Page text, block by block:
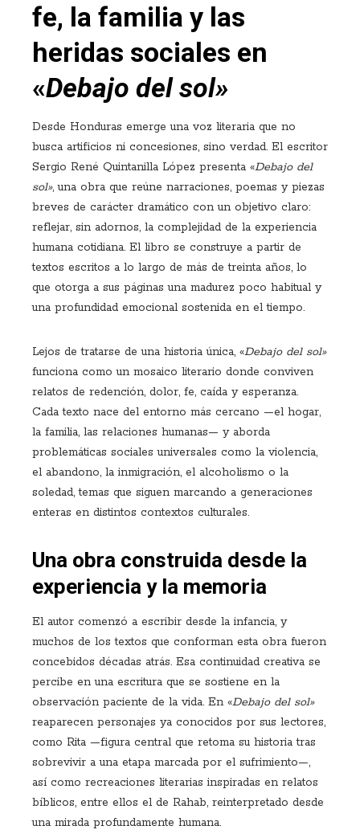
fe, la familia y las
heridas sociales en
«Debajo del sol»
Desde Honduras emerge una voz literaria que no
busca artificios ni concesiones, sino verdad. El escritor
Sergio René Quintanilla López presenta «Debajo del
sol», una obra que reúne narraciones, poemas y piezas
breves de carácter dramático con un objetivo claro:
reflejar, sin adornos, la complejidad de la experiencia
humana cotidiana. El libro se construye a partir de
textos escritos a lo largo de más de treinta años, lo
que otorga a sus páginas una madurez poco habitual y
una profundidad emocional sostenida en el tiempo.
Lejos de tratarse de una historia única, «Debajo del sol»
funciona como un mosaico literario donde conviven
relatos de redención, dolor, fe, caída y esperanza.
Cada texto nace del entorno más cercano —el hogar,
la familia, las relaciones humanas— y aborda
problemáticas sociales universales como la violencia,
el abandono, la inmigración, el alcoholismo o la
soledad, temas que siguen marcando a generaciones
enteras en distintos contextos culturales.
Una obra construida desde la
experiencia y la memoria
El autor comenzó a escribir desde la infancia, y
muchos de los textos que conforman esta obra fueron
concebidos décadas atrás. Esa continuidad creativa se
percibe en una escritura que se sostiene en la
observación paciente de la vida. En «Debajo del sol»
reaparecen personajes ya conocidos por sus lectores,
como Rita —figura central que retoma su historia tras
sobrevivir a una etapa marcada por el sufrimiento—,
así como recreaciones literarias inspiradas en relatos
bíblicos, entre ellos el de Rahab, reinterpretado desde
una mirada profundamente humana.